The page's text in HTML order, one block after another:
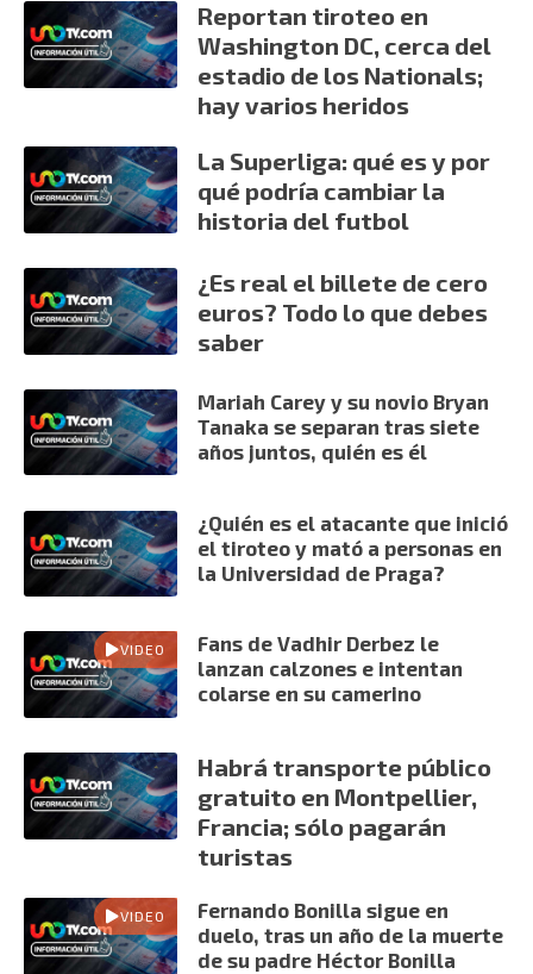
Reportan tiroteo en
Washington DC, cerca del
estadio de los Nationals;
hay varios heridos
La Superliga: qué es y por
qué podría cambiar la
historia del futbol
¿Es real el billete de cero
euros? Todo lo que debes
saber
Mariah Carey y su novio Bryan
Tanaka se separan tras siete
años juntos, quién es él
¿Quién es el atacante que inició
el tiroteo y mató a personas en
la Universidad de Praga?
VIDEO
Fans de Vadhir Derbez le
lanzan calzones e intentan
colarse en su camerino
Habrá transporte público
gratuito en Montpellier,
Francia; sólo pagarán
turistas
VIDEO
Fernando Bonilla sigue en
duelo, tras un año de la muerte
de su padre Héctor Bonilla